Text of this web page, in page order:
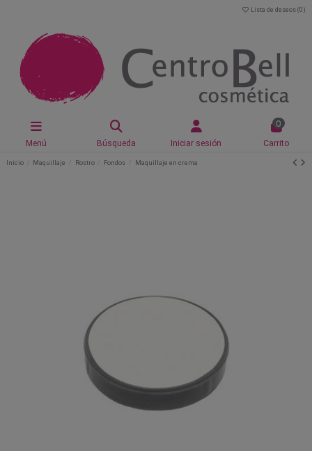
Lista de deseos (0 )
Menú Búsqueda Iniciar sesión
0
Carrito
Inicio Maquillaje Rostro Fondos Maquillaje en crema